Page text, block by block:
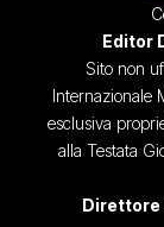
Editor
Sito non
Internazionale
esclusiva
alla Testata
Direttore